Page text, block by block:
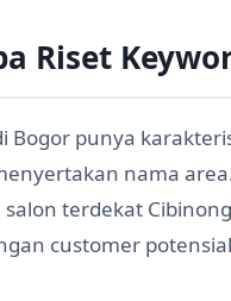
Riset
Bogor punya
nama
terdekat
customer